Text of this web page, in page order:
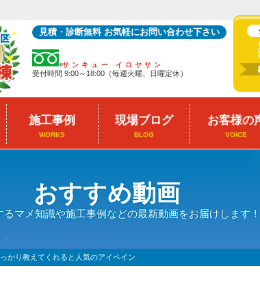
見積・診断無料 お気軽にお問い合わせ下さい
サンキュー イロヤサン
受付時間 9:00～18:00（毎週火曜、日曜定休）
施工事例
WORKS
現場ブログ
BLOG
お客様の
VOICE
おすすめ動画
るマメ知識や施工事例などの最新動画をお届けします！
かり教えてくれると人気のアイペイン